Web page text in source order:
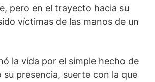
pero en el trayecto hacia su
víctimas de las manos de un
la vida por el simple hecho de
su presencia, suerte con la que